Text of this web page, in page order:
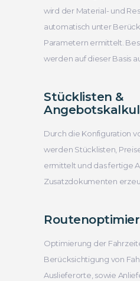
wird der Material- und
automatisch unter
Parametern ermittelt.
werden auf dieser Basis
Stücklisten &
Durch die Konfiguration
werden Stücklisten,
ermittelt und das fertige
Zusatzdokumenten
Optimierung der
Berücksichtigung von
Auslieferorte, sowie